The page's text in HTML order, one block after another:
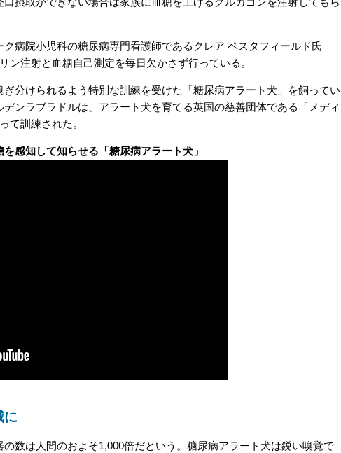
病院小児科の糖尿病専門看護師であるクレア ペスタフィールド氏
ン注射と血糖自己測定を毎日欠かさず行っている。
分けられるよう特別な訓練を受けた「糖尿病アラート犬」を飼ってい
ンラブラドルは、アラート犬を育てる英国の慈善団体である「メディ
て訓練された。
を感知して知らせる「糖尿病アラート犬」
に
数は人間のおよそ1,000倍だという。糖尿病アラート犬は鋭い嗅覚で